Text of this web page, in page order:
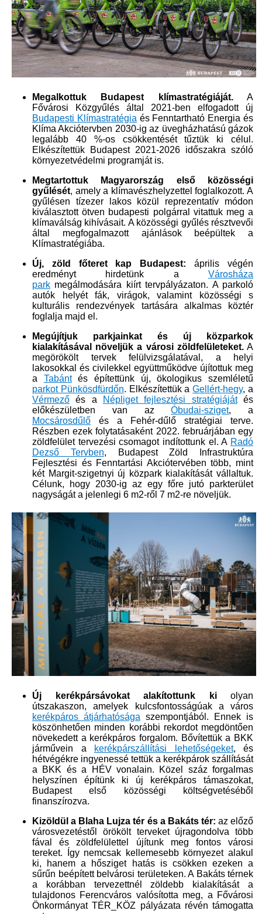
Megalkottuk Budapest klímastratégiáját.A
Fővárosi Közgyűlés által 2021-ben elfogadott új
Budapesti Klímastratégia​ és Fennt​artható Energia és
Klíma Akciótervben 2030-ig az üvegházhatású gázok
legalább 40 %-os csökkentését tűztük ki célul.
Elkészítettük Budapest 2021-2026 időszakra szóló
környezetvédelmi programját is.
Megtartottuk Magyarország első közösségi
gyűlését, amely a klímavészhelyzettel foglalkozott. A
gyűlésen tízezer lakos közül reprezentatív módon
kiválasztott ötven budapesti polgárral vitattuk meg a
klímaválság kihívásait. A közösségi gyűlés résztvevői
által megfogalmazott ajánlások beépültek a
Klímastratégiába.
Új, zöld főteret kap Budapest: április végén
eredményt hirdetünk a Városháza
park megálmodására kiírt tervpályázaton. A parkoló
autók helyét fák, virágok, valamint közösségi s
kulturális rendezvények tartására alkalmas köztér
foglalja majd el.
Megújítjuk parkjainkat és új közparkok
kialakításával növeljük a városi zöldfelületeket.A
megörökölt tervek felülvizsgálatával, a helyi
lakosokkal és civilekkel együttműködve újítottuk meg
a Tabánt​és építettünk új, ökologikus szemléletű
parkot Pünkösdfürdőn​. Elkészítettük aGellért-hegy​, a
Vérmező és a Népliget fejlesztési stratégiájátés
előkészületben van azÓbudai-sziget​, a
Mocsárosdűlő​ és a Fehér-dűlő stratégiai terve.
Részben ezek folytatásaként 2022. februárjában egy
zöldfelület tervezési csomagot indítottunk el. A Radó
Dezső Tervben, Budapest Zöld Infrastruktúra
Fejlesztési és Fenntartási Akciótervében több, mint
két Margit-szigetnyi új közpark kialakítását vállaltuk.
Célunk, hogy 2030-ig az egy főre jutó parkterület
nagyságát a jelenlegi 6 m2-ről 7 m2-re növeljük.
Új kerékpársávokat alakítottunk kiolyan
útszakaszon, amelyek kulcsfontosságúak a város
kerékpáros átjárhatósága​ szempontjából. Ennek is
köszönhetően minden korábbi rekordot megdöntően
növekedett a kerékpáros forgalom. Bővítettük a BKK
járművein a
kerékpárszállítási lehetőségeket​, és
hétvégékre ingyenessé tettük a kerékpárok szállítását
a BKK és a HÉV vonalain. Közel száz forgalmas
helyszínen építünk ki új kerékpáros támaszokat,
Budapest első közösségi költségvetéséből
finanszírozva.
Kizöldül a Blaha Lujza tér és a Bakáts tér: az előző
városvezetéstől örökölt terveket újragondolva több
fával és zöldfelülettel újítunk meg fontos városi
tereket. Így nemcsak kellemesebb környezet alakul
ki, hanem a hősziget hatás is csökken ezeken a
sűrűn beépített belvárosi területeken. A Bakáts térnek
a korábban tervezettnél zöldebb kialakítását a
tulajdonos Ferencváros valósította meg, a Fővárosi
Önkormányat TÉR_KÖZ pályázata révén támogatta